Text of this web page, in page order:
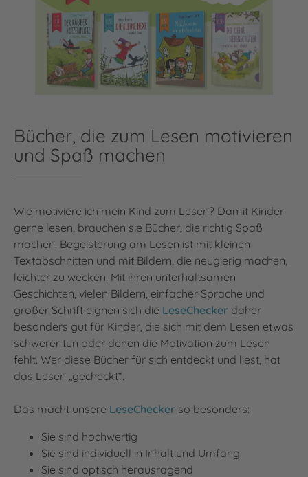
Bücher, die zum Lesen motivieren
und Spaß machen
Wie motiviere ich mein Kind zum Lesen? Damit Kinder
gerne lesen, brauchen sie Bücher, die richtig Spaß
machen. Begeisterung am Lesen ist mit kleinen
Textabschnitten und mit Bildern, die neugierig machen,
leichter zu wecken. Mit ihren unterhaltsamen
Geschichten, vielen Bildern, einfacher Sprache und
großer Schrift eignen sich die LeseChecker daher
besonders gut für Kinder, die sich mit dem Lesen etwas
schwerer tun oder denen die Motivation zum Lesen
fehlt. Wer diese Bücher für sich entdeckt und liest, hat
das Lesen „gecheckt“.
Das macht unsere LeseChecker so besonders:
Sie sind hochwertig
Sie sind individuell in Inhalt und Umfang
Sie sind optisch herausragend